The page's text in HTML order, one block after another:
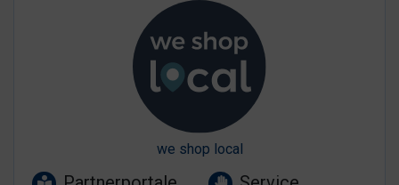
we shop local